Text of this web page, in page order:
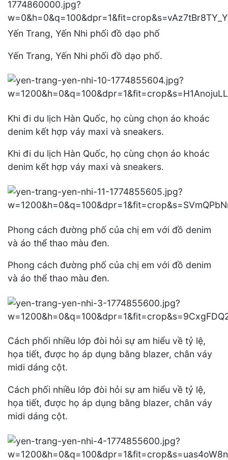
Yến Trang, Yến Nhi phối đồ dạo phố
Yến Trang, Yến Nhi phối đồ dạo phố.
Khi đi du lịch Hàn Quốc, họ cùng chọn áo khoác
denim kết hợp váy maxi và sneakers.
Khi đi du lịch Hàn Quốc, họ cùng chọn áo khoác
denim kết hợp váy maxi và sneakers.
Phong cách đường phố của chị em với đồ denim
và áo thể thao màu đen.
Phong cách đường phố của chị em với đồ denim
và áo thể thao màu đen.
Cách phối nhiều lớp đòi hỏi sự am hiểu về tỷ lệ,
họa tiết, được họ áp dụng bằng blazer, chân váy
midi dáng cột.
Cách phối nhiều lớp đòi hỏi sự am hiểu về tỷ lệ,
họa tiết, được họ áp dụng bằng blazer, chân váy
midi dáng cột.